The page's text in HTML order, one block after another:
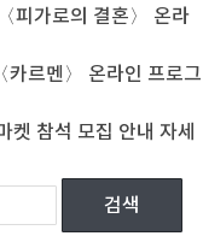
피가로의 결혼〉 온라
르멘〉 온라인 프로그
켓 참석 모집 안내 자세